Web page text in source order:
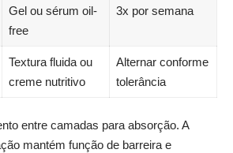
Gel ou sérum oil-
free
3x por semana
Textura fluida ou
creme nutritivo
Alternar conforme
tolerância
entre camadas para absorção. A
mantém função de barreira e